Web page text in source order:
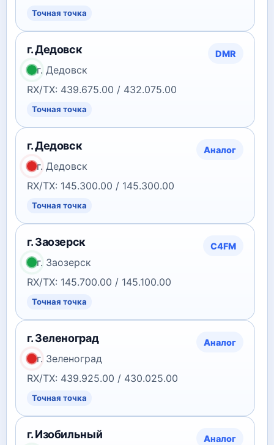
Точная точка
г. Дедовск DMR
г. Дедовск
RX/TX: 439.675.00 / 432.075.00
Точная точка
г. Дедовск Аналог
г. Дедовск
RX/TX: 145.300.00 / 145.300.00
Точная точка
г. Заозерск C4FM
г. Заозерск
RX/TX: 145.700.00 / 145.100.00
Точная точка
г. Зеленоград Аналог
г. Зеленоград
RX/TX: 439.925.00 / 430.025.00
Точная точка
г. Изобильный Аналог